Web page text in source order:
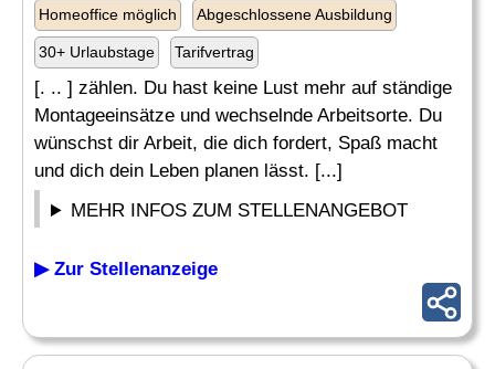
Homeoffice möglich Abgeschlossene Ausbildung
30+ Urlaubstage Tarifvertrag
[. .. ] zählen. Du hast keine Lust mehr auf ständige
Montageeinsätze und wechselnde Arbeitsorte. Du
wünschst dir Arbeit, die dich fordert, Spaß macht
und dich dein Leben planen lässt. [...]
MEHR INFOS ZUM STELLENANGEBOT
▶ Zur Stellenanzeige